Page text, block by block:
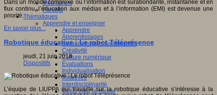
Médiateurs
Parents
Thématiques
Apprendre et enseigner
Apprendre
Apprentissages
Apprentissages collaboratifs
Créativité
Culture numérique
Evaluations
Individualisation
Initiatives
Interdisciplinarité
Outils pour la classe
Dans un monde complexe où l’information est surabondante, instantanée et en
flux continu, l’éducation aux médias et à l’information (EMI) est devenue une
priorité.
En savoir plus...
Robotique éducative : Le robot Téléprésence
jeudi, 21 juin 2018
Dispositifs
L’équipe de LIUPPA qui travaille sur la robotique éducative s’intéresse à la